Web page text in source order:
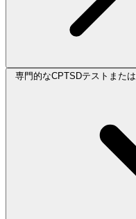
専門的なCPTSDテストまた